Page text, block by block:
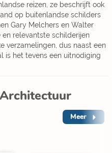
reizen, ze beschrijft ook
op buitenlandse schilders
Gary Melchers en Walter
relevantste schilderijen
verzamelingen, dus naast een
is het tevens een uitnodiging
Meer